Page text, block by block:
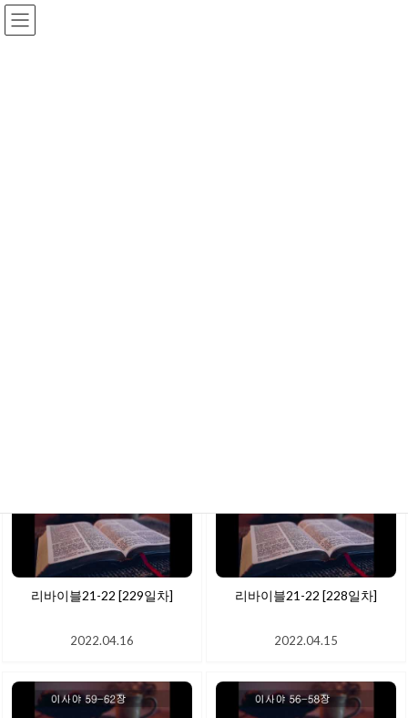
Skip
to
the
Skip
to
the
리바이블21-22 [229일차]
2022.04.16
리바이블21-22 [228일차]
2022.04.15